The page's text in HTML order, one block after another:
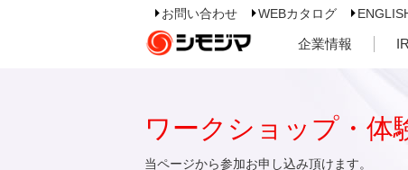
お問い合わせ WEBカタログ
企業情報
ワークショップ・体
当ページから参加お申し込み頂けます。